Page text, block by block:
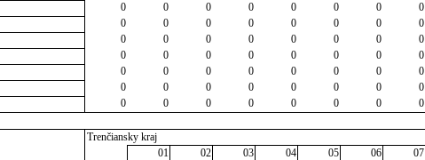
0 0 0 0 0 0 0 0
0 0 0 0 0 0 0 0
0 0 0 0 0 0 0 0
0 0 0 0 0 0 0 0
0 0 0 0 0 0 0 0
0 0 0 0 0 0 0 0
0 0 0 0 0 0 0 0
Trenčiansky kraj
01
02 03 04 05 06 07